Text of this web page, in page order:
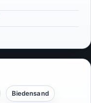
Biedensand